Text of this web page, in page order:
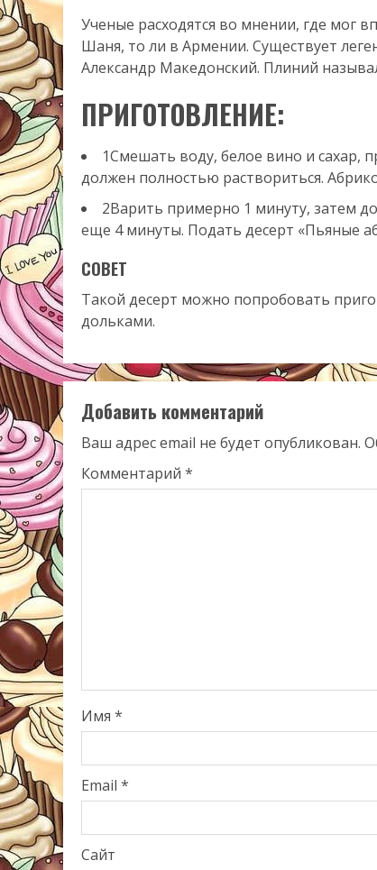
Ученые расходятся во мнении, где мог
Шаня, то ли в Армении. Существует
Александр Македонский. Плиний
ПРИГОТОВЛЕНИЕ:
1Смешать воду, белое вино и сахар,
должен полностью раствориться.
2Варить примерно 1 минуту, затем
еще 4 минуты. Подать десерт «Пьяные
СОВЕТ
Такой десерт можно попробовать
дольками.
Добавить комментарий
Ваш адрес email не будет опубликован.
Комментарий *
Имя *
Email *
Сайт